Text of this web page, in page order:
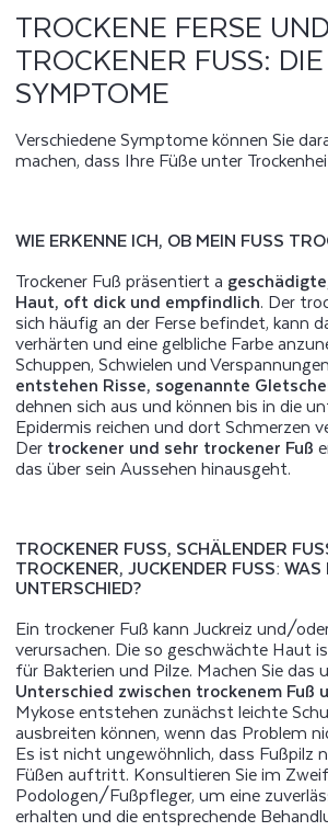
TROCKENE FERSE UND
TROCKENER FUSS: DIE S
YMPTOME
Verschiedene Symptome können Sie
machen, dass Ihre Füße unter
WIE ERKENNE ICH, OB MEIN FUSS
Trockener Fuß präsentiert a
Haut, oft dick und empfindlich. Der
sich häufig an der Ferse befindet, kann
verhärten und eine gelbliche Farbe
Schuppen, Schwielen und
entstehen Risse, sogenannte
dehnen sich aus und können bis in die
Epidermis reichen und dort Schmerzen
Der trockener und sehr trockener Fuß
das über sein Aussehen hinausgeht.
TROCKENER FUSS, SCHÄLENDER FUSS
OCKENER, JUCKENDER FUSS: WAS IST
ERSCHIED?
Ein trockener Fuß kann Juckreiz und/
verursachen. Die so geschwächte Haut
für Bakterien und Pilze. Machen Sie das
Unterschied zwischen trockenem Fuß
Mykose entstehen zunächst leichte
ausbreiten können, wenn das Problem
Es ist nicht ungewöhnlich, dass Fußpilz
Füßen auftritt. Konsultieren Sie im
Podologen/Fußpfleger, um eine
erhalten und die entsprechende